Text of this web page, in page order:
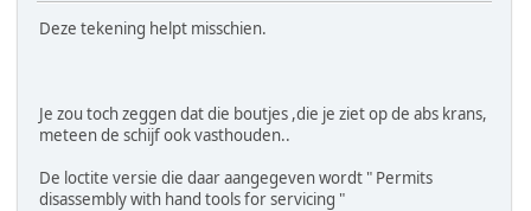
Deze tekening helpt misschien.
Je zou toch zeggen dat die boutjes ,die je ziet op de abs krans,
meteen de schijf ook vasthouden..
De loctite versie die daar aangegeven wordt " Permits
disassembly with hand tools for servicing "